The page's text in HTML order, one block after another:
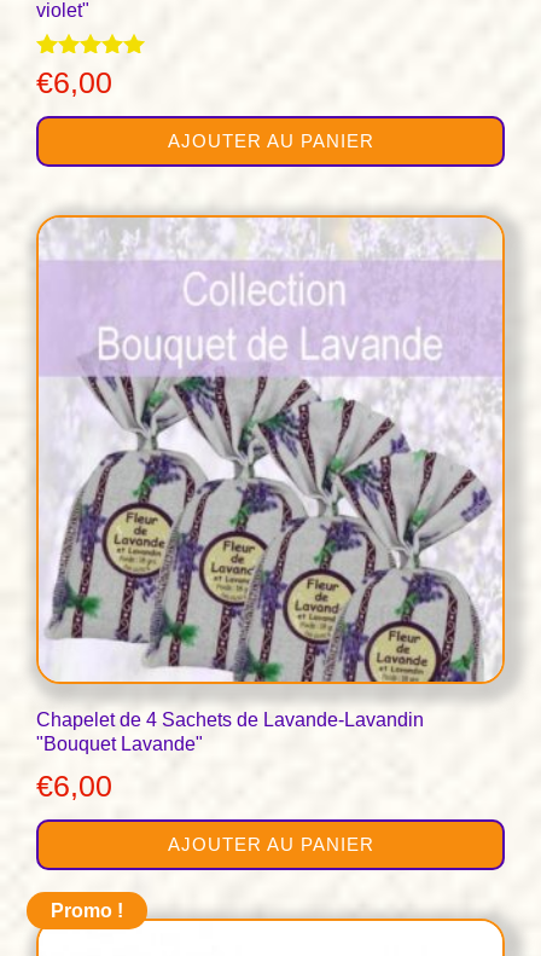
violet"
Note
5.00
sur 5
€6,00
AJOUTER AU PANIER
Chapelet de 4 Sachets de Lavande-Lavandin
"Bouquet Lavande"
€6,00
AJOUTER AU PANIER
Promo !